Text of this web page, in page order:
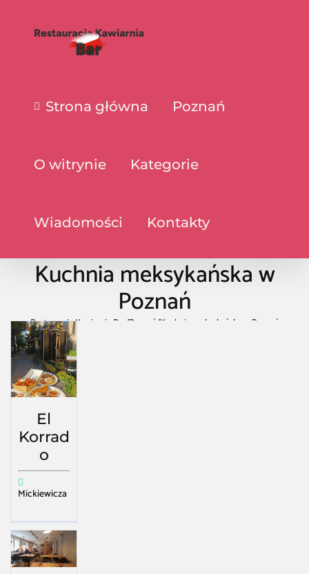
Strona główna Poznań
O witrynie Kategorie
Wiadomości Kontakty
Kuchnia meksykańska w
Poznań
Restauracja Kawiarnia Bar /Poznań /Kuchnia meksykańska w Poznań
El
Korrad
o
Mickiewicza